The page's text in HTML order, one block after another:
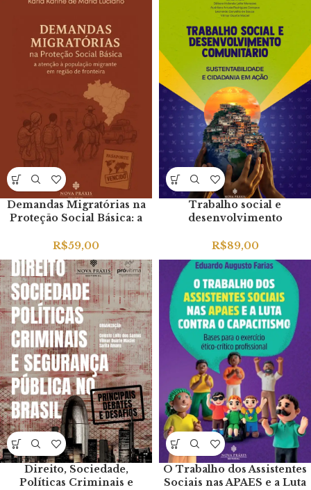
Demandas Migratórias na
Proteção Social Básica: a
migrante em região de
fronteira
R$59,00
Trabalho social e
desenvolvimento
sustentabilidade e cidadania
em ação
R$89,00
Direito, Sociedade,
Políticas Criminais e
O Trabalho dos Assistentes
Sociais nas APAES e a Luta